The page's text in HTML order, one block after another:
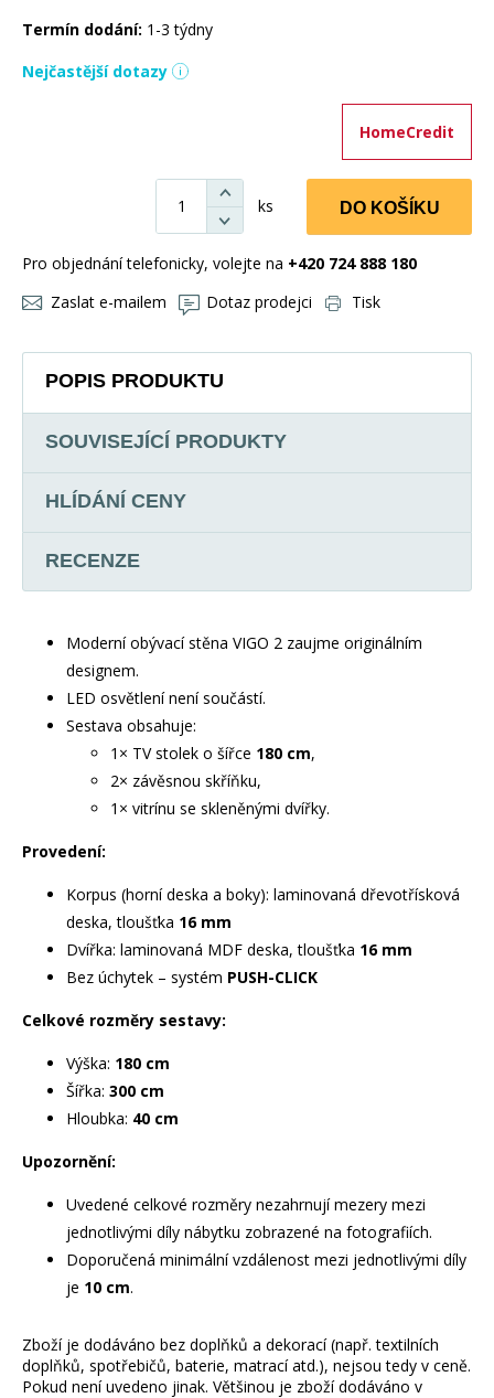
Termín dodání: 1-3 týdny
Nejčastější dotazy
HomeCredit
ks DO KOŠÍKU
Pro objednání telefonicky, volejte na +420 724 888 180
Zaslat e-mailem
Dotaz prodejci Tisk
POPIS PRODUKTU
SOUVISEJÍCÍ PRODUKTY
HLÍDÁNÍ CENY
RECENZE
Moderní obývací stěna VIGO 2 zaujme originálním
designem.
LED osvětlení není součástí.
Sestava obsahuje:
1× TV stolek o šířce 180 cm,
2× závěsnou skříňku,
1× vitrínu se skleněnými dvířky.
Provedení:
Korpus (horní deska a boky): laminovaná dřevotřísková
deska, tloušťka 16 mm
Dvířka: laminovaná MDF deska, tloušťka 16 mm
Bez úchytek – systém PUSH-CLICK
Celkové rozměry sestavy:
Výška: 180 cm
Šířka: 300 cm
Hloubka: 40 cm
Upozornění:
Uvedené celkové rozměry nezahrnují mezery mezi
jednotlivými díly nábytku zobrazené na fotografiích.
Doporučená minimální vzdálenost mezi jednotlivými díly
je 10 cm.
Zboží je dodáváno bez doplňků a dekorací (např. textilních
doplňků, spotřebičů, baterie, matrací atd.), nejsou tedy v ceně.
Pokud není uvedeno jinak. Většinou je zboží dodáváno v